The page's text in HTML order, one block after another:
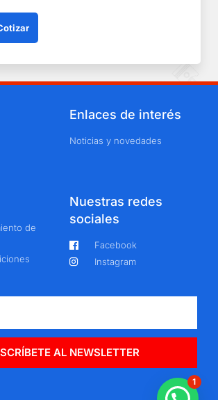
Enlaces de interés
Noticias y novedades
de
Nuestras redes
sociales
Facebook
Instagram
AL NEWSLETTER
1